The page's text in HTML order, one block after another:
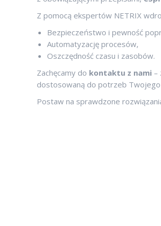
Z pomocą ekspertów NETRIX
Bezpieczeństwo i pewność
Automatyzację procesów,
Oszczędność czasu i zasobów.
Zachęcamy do kontaktu z nami –
dostosowaną do potrzeb
Postaw na sprawdzone